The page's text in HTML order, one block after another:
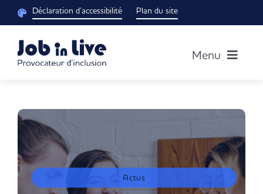
Passer
au
contenu
Déclaration d’accessibilité Plan du site
Menu
Notre groupe
Découvrir nos solutionsActus